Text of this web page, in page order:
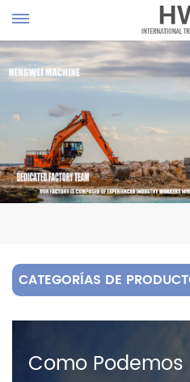
CATEGORÍAS DE
Como